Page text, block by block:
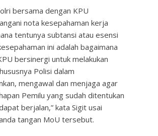
bersama dengan KPU
nota kesepahaman kerja
tentunya subtansi atau esensi
ini adalah bagaimana
bersinergi untuk melakukan
Polisi dalam
mengawal dan menjaga agar
Pemilu yang sudah ditentukan
berjalan,” kata Sigit usai
tangan MoU tersebut.